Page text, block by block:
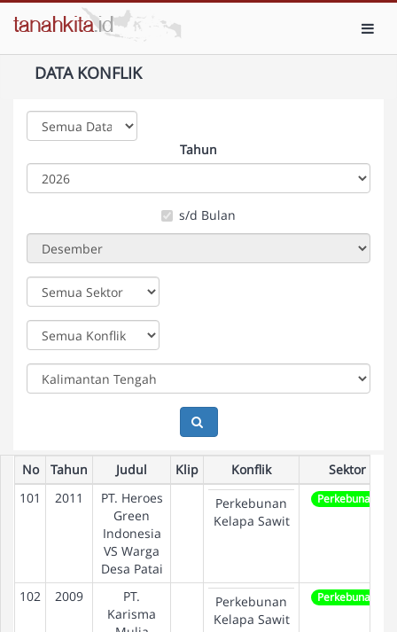
DATA KONFLIK
Tahun
s/d Bulan
No Tahun Judul Klip Konflik
Sektor
101
2011
PT. Heroes
Green
Indonesia
VS Warga
Desa Patai
Perkebunan
Kelapa Sawit
Perkebunan
102 2009
PT.
Karisma
Perkebunan
Kelapa Sawit
Perkebunan